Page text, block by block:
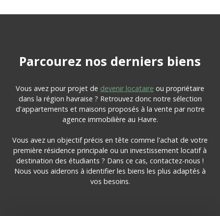
Parcourez nos derniers biens
Vous avez pour projet de devenir locataire ou propriétaire
dans la région havraise ? Retrouvez donc notre sélection
d'appartements et maisons proposés à la vente par notre
agence immobilière au Havre.
Vous avez un objectif précis en tête comme l'achat de votre
première résidence principale ou un investissement locatif à
destination des étudiants ? Dans ce cas, contactez-nous !
Nous vous aiderons à identifier les biens les plus adaptés à
vos besoins.